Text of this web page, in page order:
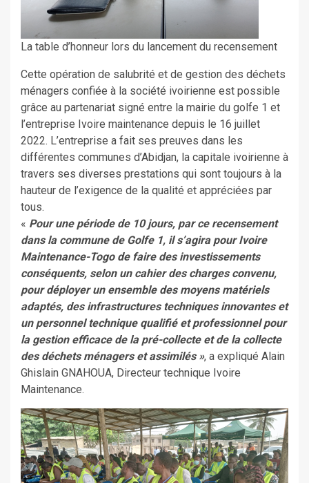
La table d’honneur lors du lancement du recensement
Cette opération de salubrité et de gestion des déchets
ménagers confiée à la société ivoirienne est possible
grâce au partenariat signé entre la mairie du golfe 1 et
l’entreprise Ivoire maintenance depuis le 16 juillet
2022. L’entreprise a fait ses preuves dans les
différentes communes d’Abidjan, la capitale ivoirienne à
travers ses diverses prestations qui sont toujours à la
hauteur de l’exigence de la qualité et appréciées par
tous.
« Pour une période de 10 jours, par ce recensement
dans la commune de Golfe 1, il s’agira pour Ivoire
Maintenance-Togo de faire des investissements
conséquents, selon un cahier des charges convenu,
pour déployer un ensemble des moyens matériels
adaptés, des infrastructures techniques innovantes et
un personnel technique qualifié et professionnel pour
la gestion efficace de la pré-collecte et de la collecte
des déchets ménagers et assimilés », a expliqué Alain
Ghislain GNAHOUA, Directeur technique Ivoire
Maintenance.